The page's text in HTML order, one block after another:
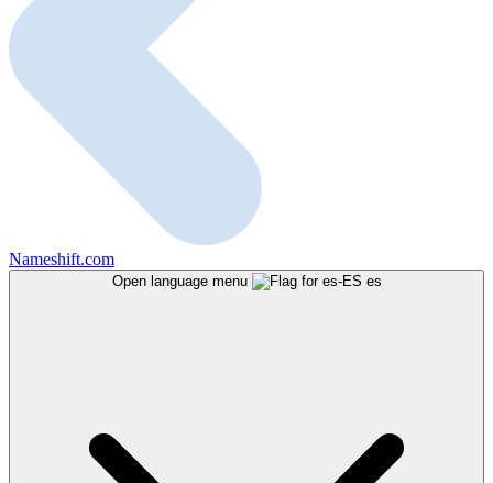
Nameshift.com
Open language menu es